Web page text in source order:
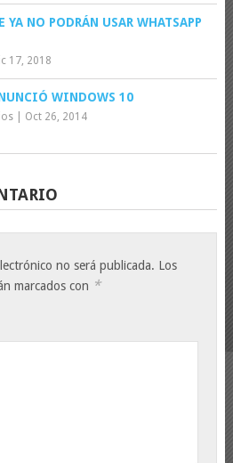
YA NO PODRÁN USAR WHATSAPP
17, 2018
WINDOWS 10
| Oct 26, 2014
no será publicada. Los
marcados con *